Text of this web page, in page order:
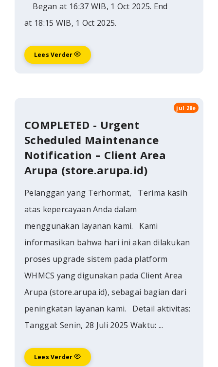
Began at 16:37 WIB, 1 Oct 2025. End
at 18:15 WIB, 1 Oct 2025.
Lees Verder
COMPLETED - Urgent
Scheduled Maintenance
Notification – Client Area
Arupa (store.arupa.id)
Pelanggan yang Terhormat, Terima kasih
atas kepercayaan Anda dalam
menggunakan layanan kami. Kami
informasikan bahwa hari ini akan dilakukan
proses upgrade sistem pada platform
WHMCS yang digunakan pada Client Area
Arupa (store.arupa.id), sebagai bagian dari
peningkatan layanan kami. Detail aktivitas:
Tanggal: Senin, 28 Juli 2025 Waktu: ...
jul 28e
Lees Verder